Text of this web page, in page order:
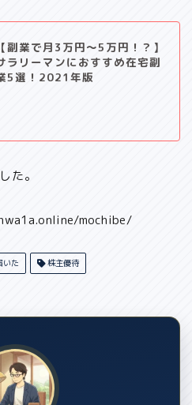
【副業で月3万円～5万円！？】
ラリーマンにおすすめ在宅副
5選！2021年版
た。
mochibe/
た 株主優待